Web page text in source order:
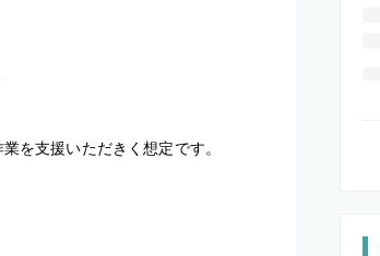
を支援いただきく想定です。